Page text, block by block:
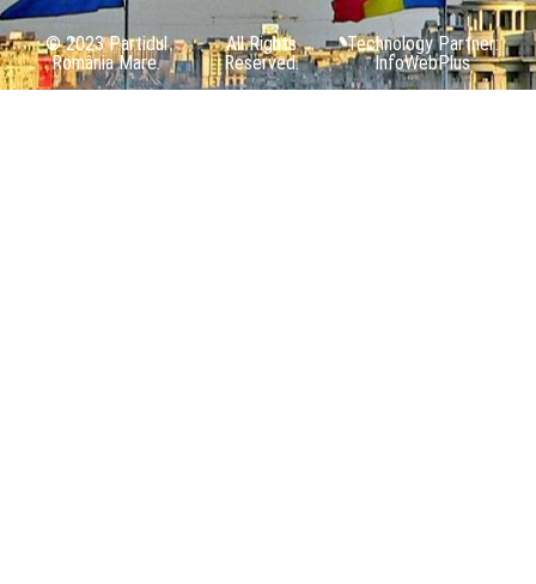
© 2023 Partidul
România Mare.
All Rights
Reserved.
Technology Partner:
InfoWebPlus